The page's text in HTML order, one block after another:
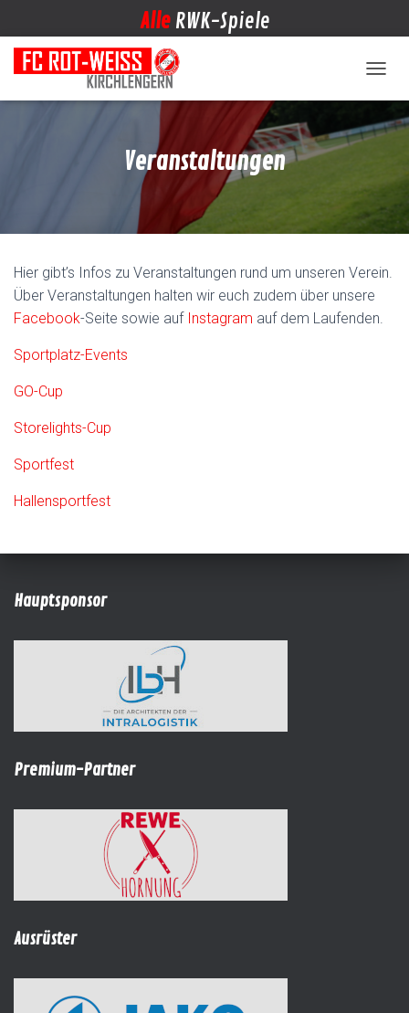
Alle RWK-Spiele
Veranstaltungen
Hier gibt’s Infos zu Veranstaltungen rund um unseren Verein.
Über Veranstaltungen halten wir euch zudem über unsere
Facebook-Seite sowie auf Instagram auf dem Laufenden.
Sportplatz-Events
GO-Cup
Storelights-Cup
Sportfest
Hallensportfest
Hauptsponsor
Premium-Partner
Ausrüster